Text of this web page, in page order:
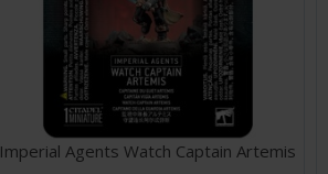
Imperial Agents Watch Captain Artemis